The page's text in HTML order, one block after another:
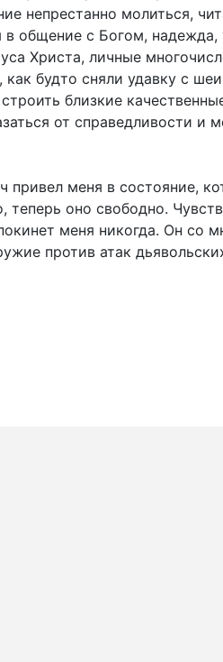
непрестанно молиться,
общение с Богом, надежда,
Христа, личные
будто сняли удавку с
близкие
от справедливости и
меня в состояние,
теперь оно свободно.
меня никогда. Он со
против атак